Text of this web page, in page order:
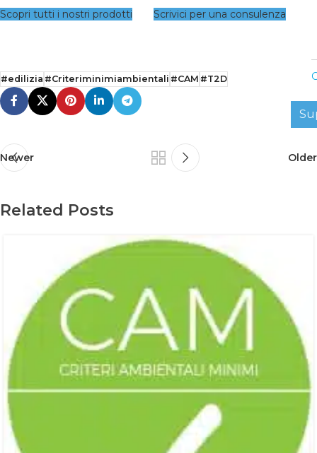
Scopri tutti i nostri prodotti Scrivici per una consulenza
#edilizia #Criteriminimiambientali #CAM #T2D
Newer Older
Related Posts